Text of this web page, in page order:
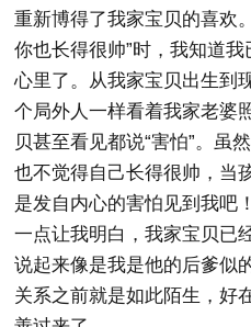
重新博得了我家宝贝的喜欢
你也长得很帅”时，我知道
心里了。从我家宝贝出生到
个局外人一样看着我家老婆
贝甚至看见都说“害怕”。虽
也不觉得自己长得很帅，当
是发自内心的害怕见到我吧
一点让我明白，我家宝贝已
说起来像是我是他的后爹似
关系之前就是如此陌生，好